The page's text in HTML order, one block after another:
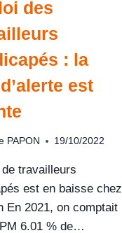
des
: la
est
PAPON 19/10/2022
de travailleurs
est en baisse chez
En 2021, on comptait
6.01 % de…